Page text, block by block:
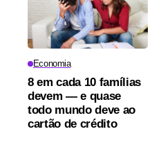
Economia
8 em cada 10 famílias
devem — e quase
todo mundo deve ao
cartão de crédito